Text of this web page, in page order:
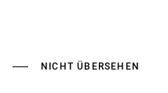
NICHT ÜBERSEHEN